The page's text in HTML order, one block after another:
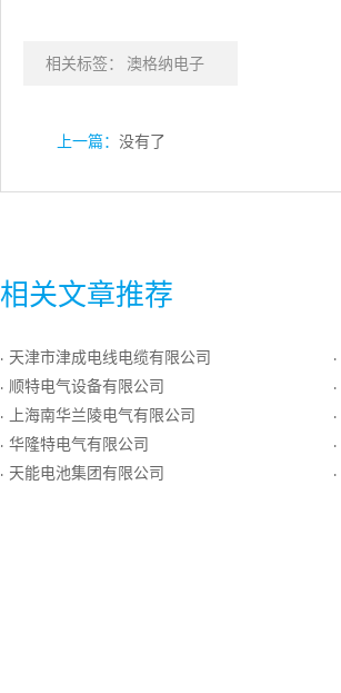
相关标签： 澳格纳电子
上一篇： 没有了
相关文章推荐
· 天津市津成电线电缆有限公司
· 顺特电气设备有限公司
· 上海南华兰陵电气有限公司
· 华隆特电气有限公司
· 天能电池集团有限公司
·
·
·
·
·